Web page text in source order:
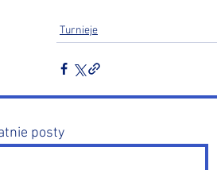
Turnieje
posty